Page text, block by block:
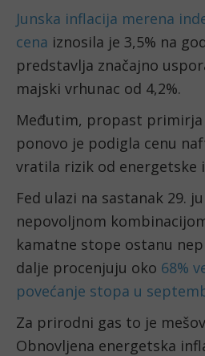
Junska inflacija merena
cena iznosila je 3,5% na
predstavlja značajno
majski vrhunac od 4,2%.
Međutim, propast primirja
ponovo je podigla cenu
vratila rizik od energetske
Fed ulazi na sastanak 29.
nepovoljnom
kamatne stope ostanu
dalje procenjuju oko 68%
povećanje stopa u
Za prirodni gas to je
Obnovljena energetska